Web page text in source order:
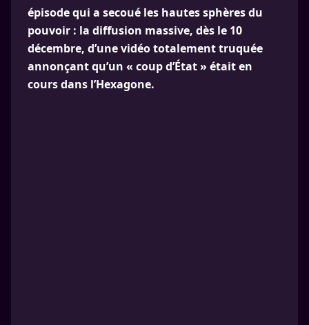
épisode qui a secoué les hautes sphères du
pouvoir : la diffusion massive, dès le 10
décembre, d’une vidéo totalement truquée
annonçant qu’un « coup d’État » était en
cours dans l’Hexagone.